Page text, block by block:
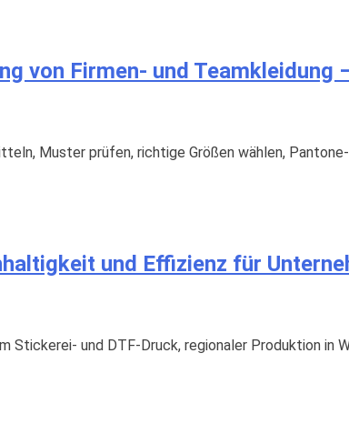
von Firmen- und Teamkleidung
Muster prüfen, richtige Größen wählen,
und Effizienz für
und DTF-Druck, regionaler Produktion in